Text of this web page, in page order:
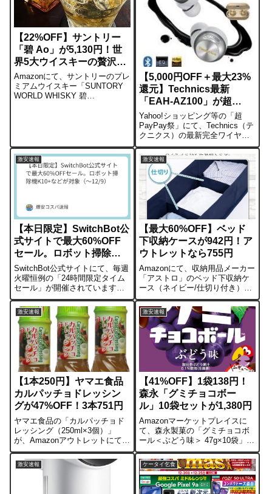
【22%OFF】サントリー
「碧 Ao」が5,130円！世
界5大ウイスキーの贅沢ブ
レンド
Amazonにて、サントリーのプレ
ミアムウイスキー「SUNTORY
WORLD WHISKY 碧
す。箱な...
【5,000円OFF＋最大23%
還元】Technics最新
「EAH-AZ100」が超
PayPay祭で激安！
Yahoo!ショッピング等の「超
PayPay祭」にて、Technics（テ
クニクス）の最新完全ワイヤレ
スイヤホン「EAH-AZ100」が特
価対象になっています。5,000円
OFFクーポンが配布されている
ほか、キャンペーン適用で最大
23%のポ...
激安速報
【本日限定】SwitchBot公
式サイトで最大60%OFF
セール。ロボット掃除機
K10+などが対象（～
12/9）
SwitchBot公式サイトにて、毎週
火曜恒例の「24時間限定タイム
セール」が開催されています。
期間は本日12月9日（火）23:59
まで。■セールの概要 今回の対
象商品は合計10点。 冬場の乾燥
対策に使える「気化式加湿器」
や、小型ロボット...
激安速報
【最大60%OFF】ベッド
下収納ケースが942円！ア
ウトレットなら755円
Amazonにて、収納用品メーカー
「アストロ」のベッド下収納ケ
ース（ネイビー/仕切り付き）が
大幅値下げされています。通常
価格から割引され942円。さら
に、コンディションを問わない
方はアウトレット品が755円で販
売されています。不織布ではな
く...
激安速報
【1本250円】ヤマエ食品
カルパッチョドレッシン
グが47%OFF！3本751円
ヤマエ食品の「カルパッチョド
レッシング（250ml×3個）」
が、Amazonアウトレットにて
47%OFFの751円で販売されてい
ます。1本あたり約250円となっ
ており、スーパーで一般的なド
レッシングを買うのと変わらな
激安速報
【41%OFF】1袋138円！
森永「グミチョコボー
ル」10袋セットが1,380円
Amazonマーケットプレイスに
て、森永製菓の「グミチョコボ
ール＜ぶどう味＞ 47g×10袋」が
41%OFFの特価です。10袋セッ
トで1,380円、1袋あたり138円。
コンビニのお菓子コーナーで買
うと割高になりがちな「グミ×チ
ョコ」のハイブ...
激安速報 ケータイ乞食